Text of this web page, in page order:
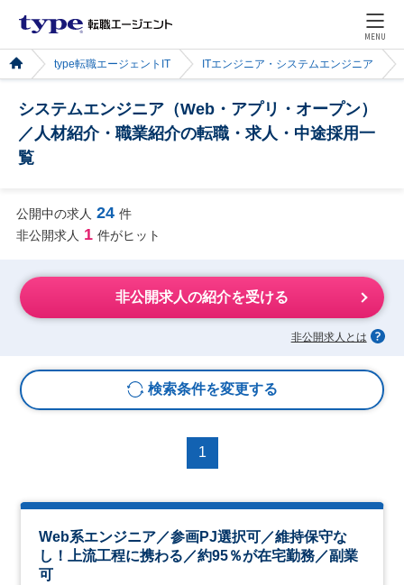
MENU
type転職エージェントIT ITエンジニア・システムエンジニア
システムエンジニア（Web・アプリ・オープン）
／人材紹介・職業紹介の転職・求人・中途採用一
覧
公開中の求人 24 件
非公開求人 1 件がヒット
非公開求人の紹介を受ける
非公開求人とは
検索条件を変更する
1
Web系エンジニア／参画PJ選択可／維持保守な
し！上流工程に携わる／約95％が在宅勤務／副業
可